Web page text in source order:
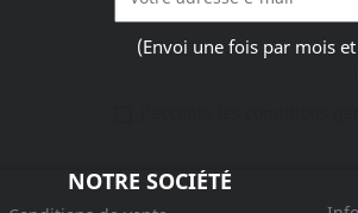
(Envoi une fois par mois
NOTRE SOCIÉTÉ